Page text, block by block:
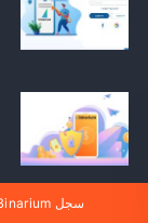
سجل Binarium واحصل على 10000 دولار مجانًا لحساب DEMO